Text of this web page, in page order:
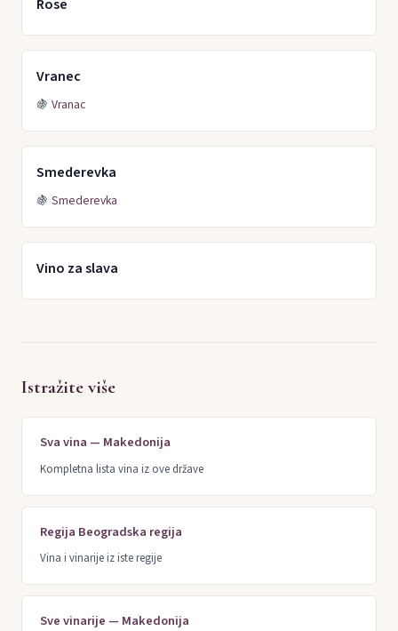
Rose
Vranec
🍇 Vranac
Smederevka
🍇 Smederevka
Vino za slava
Istražite više
Sva vina — Makedonija
Kompletna lista vina iz ove države
Regija Beogradska regija
Vina i vinarije iz iste regije
Sve vinarije — Makedonija